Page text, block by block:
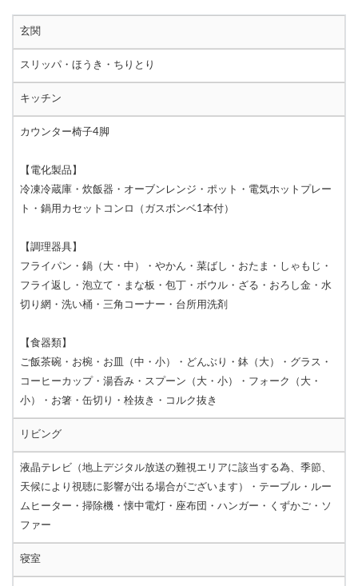
玄関
スリッパ・ほうき・ちりとり
キッチン
カウンター椅子4脚
【電化製品】
冷凍冷蔵庫・炊飯器・オーブンレンジ・ポット・電気ホットプレー
ト・鍋用カセットコンロ（ガスボンベ1本付）
【調理器具】
フライパン・鍋（大・中）・やかん・菜ばし・おたま・しゃもじ・
フライ返し・泡立て・まな板・包丁・ボウル・ざる・おろし金・水
切り網・洗い桶・三角コーナー・台所用洗剤
【食器類】
ご飯茶碗・お椀・お皿（中・小）・どんぶり・鉢（大）・グラス・
コーヒーカップ・湯呑み・スプーン（大・小）・フォーク（大・
小）・お箸・缶切り・栓抜き・コルク抜き
リビング
液晶テレビ（地上デジタル放送の難視エリアに該当する為、季節、
天候により視聴に影響が出る場合がございます）・テーブル・ルー
ムヒーター・掃除機・懐中電灯・座布団・ハンガー・くずかご・ソ
ファー
寝室